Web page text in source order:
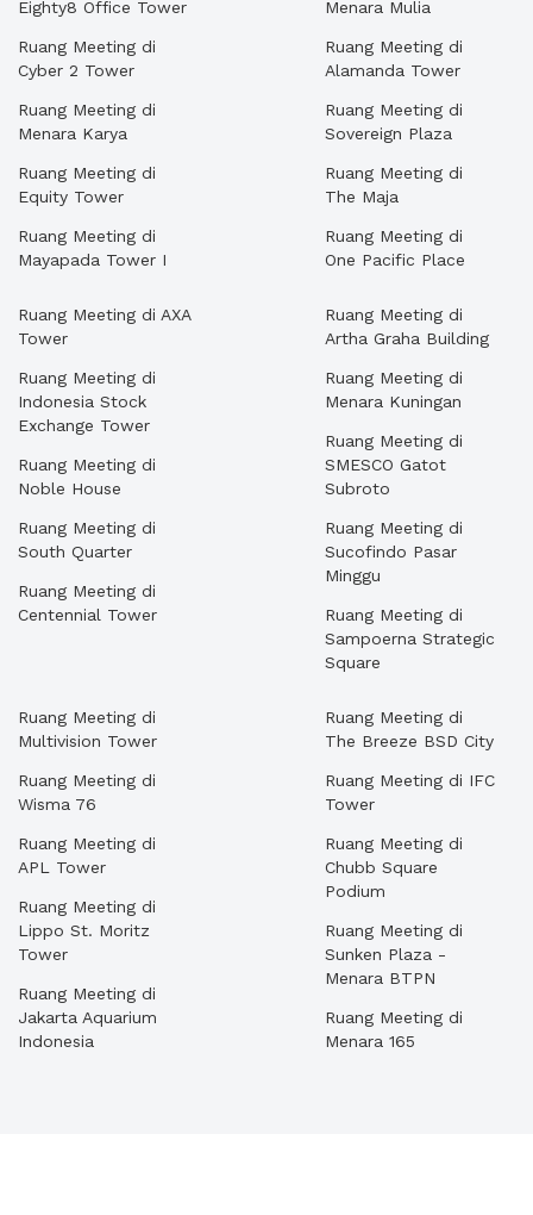
Eighty8 Office Tower
Ruang Meeting di
Cyber 2 Tower
Ruang Meeting di
Menara Karya
Ruang Meeting di
Equity Tower
Ruang Meeting di
Mayapada Tower I
Menara Mulia
Ruang Meeting di
Alamanda Tower
Ruang Meeting di
Sovereign Plaza
Ruang Meeting di
The Maja
Ruang Meeting di
One Pacific Place
Ruang Meeting di AXA
Tower
Ruang Meeting di
Indonesia Stock
Exchange Tower
Ruang Meeting di
Noble House
Ruang Meeting di
South Quarter
Ruang Meeting di
Centennial Tower
Ruang Meeting di
Artha Graha Building
Ruang Meeting di
Menara Kuningan
Ruang Meeting di
SMESCO Gatot
Subroto
Ruang Meeting di
Sucofindo Pasar
Minggu
Ruang Meeting di
Sampoerna Strategic
Square
Ruang Meeting di
Multivision Tower
Ruang Meeting di
Wisma 76
Ruang Meeting di
APL Tower
Ruang Meeting di
Lippo St. Moritz
Tower
Ruang Meeting di
Jakarta Aquarium
Indonesia
Ruang Meeting di
The Breeze BSD City
Ruang Meeting di IFC
Tower
Ruang Meeting di
Chubb Square
Podium
Ruang Meeting di
Sunken Plaza -
Menara BTPN
Ruang Meeting di
Menara 165